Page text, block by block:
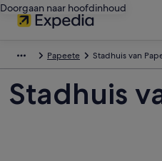
Doorgaan naar hoofdinhoud
Papeete Stadhuis van
Stadhuis